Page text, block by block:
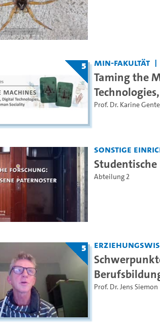
5 MIN-Fakultät
Taming the
Prof. Dr. Karine
Sonstige
Abteilung 2
5
Prof. Dr. Jens Siemon